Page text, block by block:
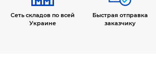
Сеть складов по всей
Украине
Быстрая отправка
заказчику